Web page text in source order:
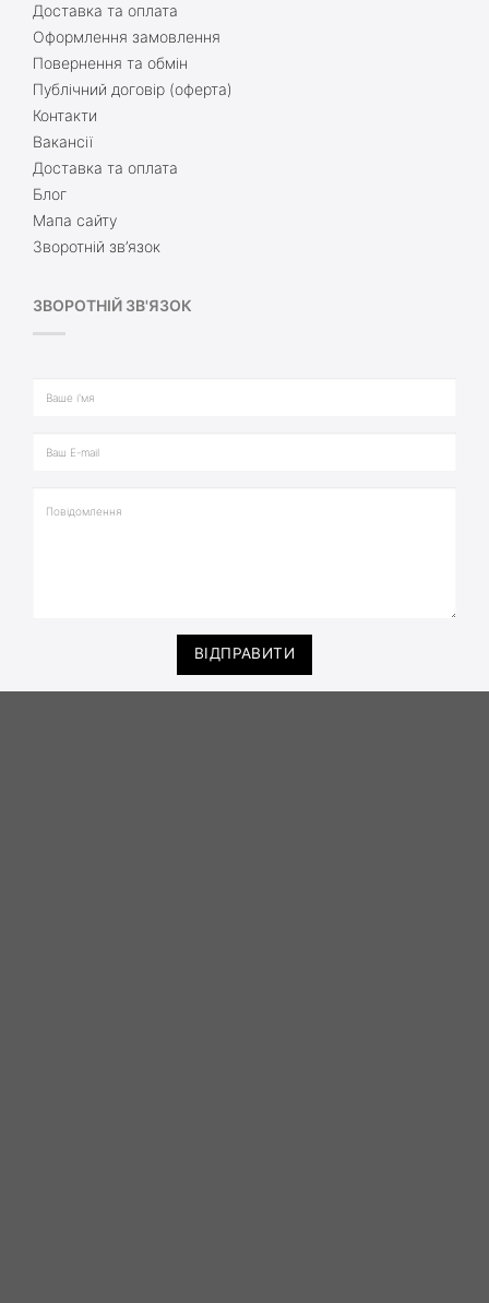
Доставка та оплата
Оформлення замовлення
Повернення та обмін
Публічний договір (оферта)
Контакти
Вакансії
Доставка та оплата
Блог
Мапа сайту
Зворотній зв’язок
ЗВОРОТНІЙ ЗВ'ЯЗОК
ВІДПРАВИТИ